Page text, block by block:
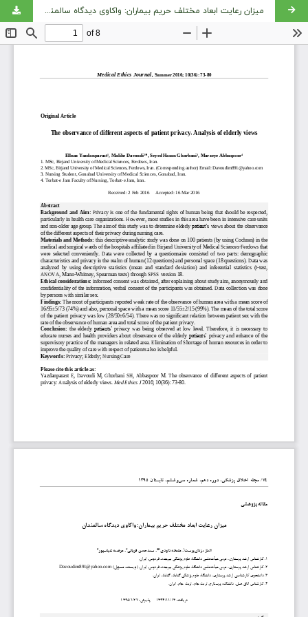
میزان رعایت ابعاد مختلف حریم بیماران: واكاوی دیدگاه سالمندان